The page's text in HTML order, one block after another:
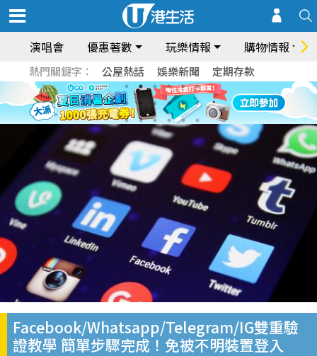
演唱會 優惠著數 玩樂情報 購物情報
熱門關鍵字： 公屋熱話 娛樂新聞 定期存款
Facebook/Whatsapp/Telegram/IG雙重驗
證教學 簡單步驟完成！免被不明裝置登入